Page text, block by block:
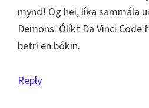
mynd! Og hei, líka sammála
Demons. Ólíkt Da Vinci Code
betri en bókin.
Reply